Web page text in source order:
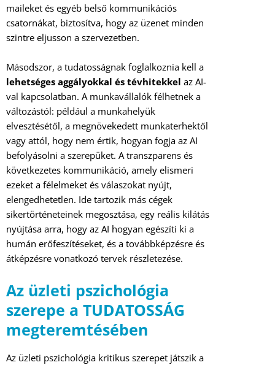
maileket és egyéb belső kommunikációs
csatornákat, biztosítva, hogy az üzenet minden
szintre eljusson a szervezetben.
Másodszor, a tudatosságnak foglalkoznia kell a
lehetséges aggályokkal és tévhitekkel az AI-
val kapcsolatban. A munkavállalók félhetnek a
változástól: például a munkahelyük
elvesztésétől, a megnövekedett munkaterhektől
vagy attól, hogy nem értik, hogyan fogja az AI
befolyásolni a szerepüket. A transzparens és
következetes kommunikáció, amely elismeri
ezeket a félelmeket és válaszokat nyújt,
elengedhetetlen. Ide tartozik más cégek
sikertörténeteinek megosztása, egy reális kilátás
nyújtása arra, hogy az AI hogyan egészíti ki a
humán erőfeszítéseket, és a továbbképzésre és
átképzésre vonatkozó tervek részletezése.
Az üzleti pszichológia
szerepe a TUDATOSSÁG
megteremtésében
Az üzleti pszichológia kritikus szerepet játszik a